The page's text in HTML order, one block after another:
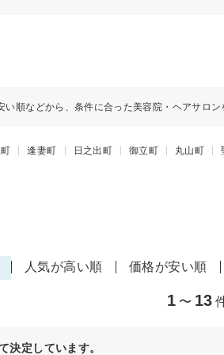
順などから、条件に合った美容院・ヘアサロン
逢妻町 日之出町 御立町 丸山町
人気が高い順 価格が安い順
1 〜 13
決定しています。